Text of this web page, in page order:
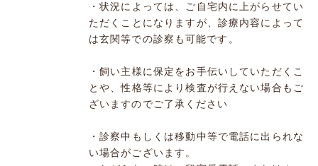
・状況によっては、ご自宅内に上がらせてい
ただくことになりますが、診療内容によって
は玄関等での診察も可能です。
・飼い主様に保定をお手伝いしていただくこ
とや、性格等により検査が行えない場合もご
ざいますのでご了承ください
・診察中もしくは移動中等で電話に出られな
い場合がございます。